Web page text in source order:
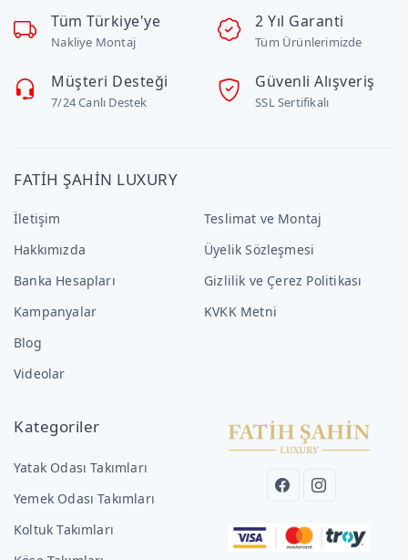
Tüm Türkiye'ye
Nakliye Montaj
2 Yıl Garanti
Tüm Ürünlerimizde
Müşteri Desteği
7/24 Canlı Destek
Güvenli Alışveriş
SSL Sertifikalı
FATİH ŞAHİN LUXURY
İletişim
Hakkımızda
Banka Hesapları
Kampanyalar
Blog
Videolar
Teslimat ve Montaj
Üyelik Sözleşmesi
Gizlilik ve Çerez Politikası
KVKK Metni
Kategoriler
Yatak Odası Takımları
Yemek Odası Takımları
Koltuk Takımları